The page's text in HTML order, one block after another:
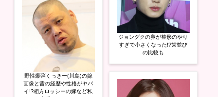
野性爆弾くっきー(川島)の嫁
画像と昔の経歴や性格がヤバ
イ!?相方ロッシーの嫁など私
ジョングクの鼻が整形のやり
すぎで小さくなった!?歯並び
の比較も